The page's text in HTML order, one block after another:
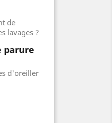
de
lavages ?
parure
d'oreiller